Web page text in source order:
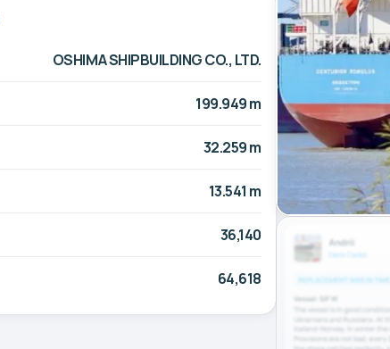
OSHIMA SHIPBUILDING CO., LTD.
199.949 m
32.259 m
13.541 m
36,140
64,618